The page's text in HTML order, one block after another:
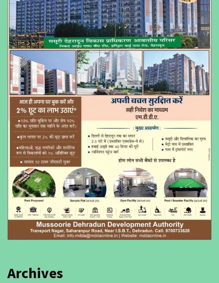
Archives